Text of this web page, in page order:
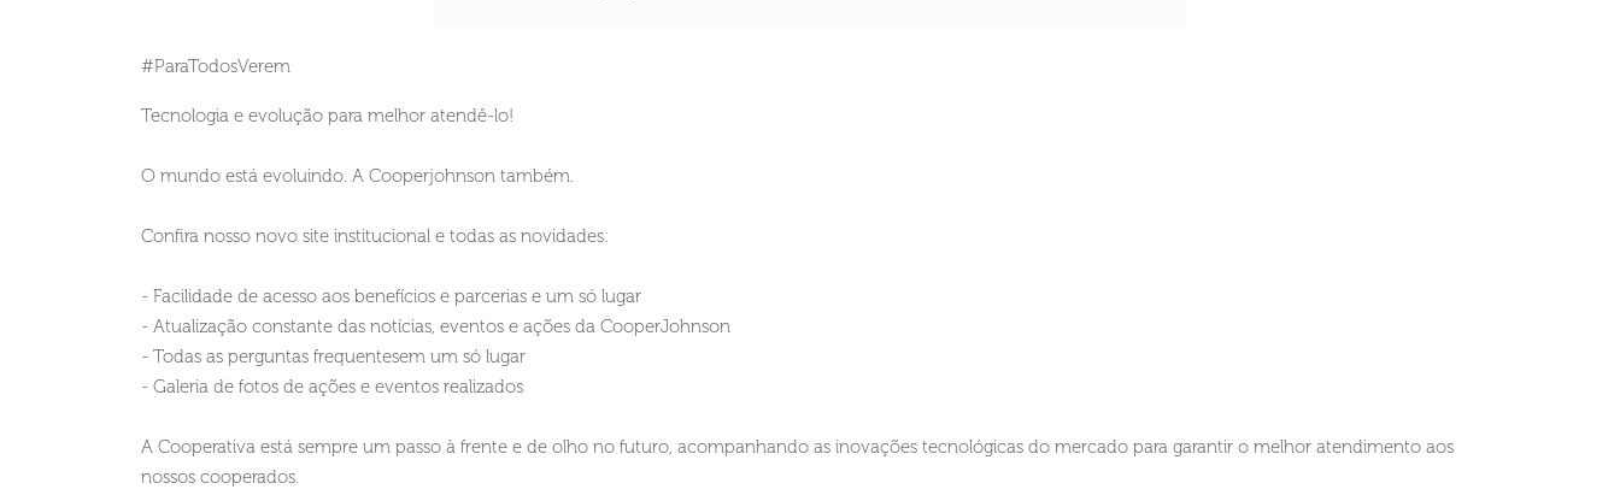
#ParaTodosVerem
Tecnologia e evolução para melhor atendê-lo!
O mundo está evoluindo. A Cooperjohnson também.
Confira nosso novo site institucional e todas as novidades:
- Facilidade de acesso aos benefícios e parcerias e um só lugar
- Atualização constante das notícias, eventos e ações da CooperJohnson
- Todas as perguntas frequentesem um só lugar
- Galeria de fotos de ações e eventos realizados
A Cooperativa está sempre um passo à frente e de olho no futuro, acompanhando as inovações tecnológicas do mercado para garantir o melhor atendimento aos
nossos cooperados.